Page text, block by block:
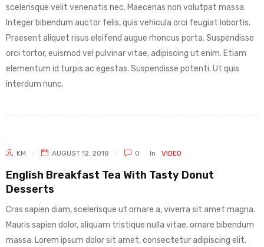
scelerisque velit venenatis nec. Maecenas non volutpat massa.
Integer bibendum auctor felis, quis vehicula orci feugiat lobortis.
Praesent aliquet risus eleifend augue rhoncus porta. Suspendisse
orci tortor, euismod vel pulvinar vitae, adipiscing ut enim. Etiam
elementum id turpis ac egestas. Suspendisse potenti. Ut quis
interdum nunc.
KM AUGUST 12, 2018 0 In VIDEO
English Breakfast Tea With Tasty Donut
Desserts
Cras sapien diam, scelerisque ut ornare a, viverra sit amet magna.
Mauris sapien dolor, aliquam tristique nulla vitae, ornare bibendum
massa. Lorem ipsum dolor sit amet, consectetur adipiscing elit.